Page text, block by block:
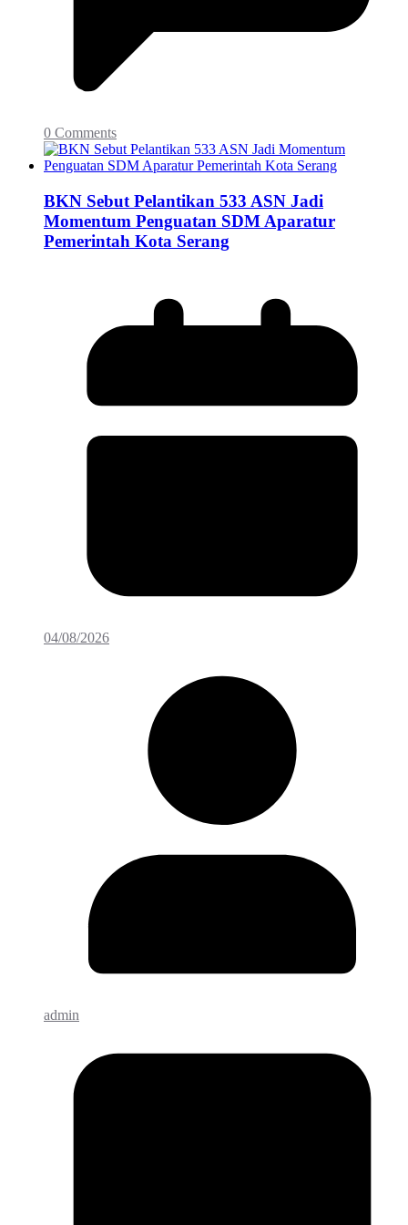
0 Comments
BKN Sebut Pelantikan 533 ASN Jadi
Momentum Penguatan SDM Aparatur
Pemerintah Kota Serang
04/08/2026
admin